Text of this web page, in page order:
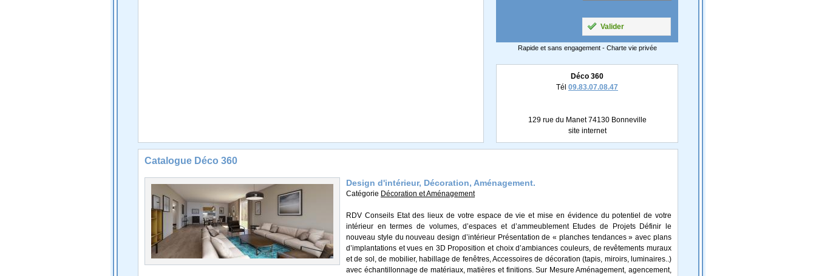
Valider
Rapide et sans engagement - Charte vie privée
Déco 360
Tél 09.83.07.08.47
129 rue du Manet 74130 Bonneville
site internet
Catalogue Déco 360
Design d'intérieur, Décoration, Aménagement.
Catégorie Décoration et Aménagement
RDV Conseils Etat des lieux de votre espace de vie et mise en évidence du potentiel de votre
intérieur en termes de volumes, d’espaces et d’ammeublement Etudes de Projets Définir le
nouveau style du nouveau design d’intérieur Présentation de « planches tendances » avec plans
d’implantations et vues en 3D Proposition et choix d’ambiances couleurs, de revêtements muraux
et de sol, de mobilier, habillage de fenêtres, Accessoires de décoration (tapis, miroirs, luminaires..)
avec échantillonnage de matériaux, matières et finitions. Sur Mesure Aménagement, agencement,